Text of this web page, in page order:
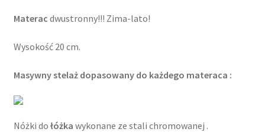
Materac dwustronny!!! Zima-lato!
Wysokość 20 cm.
Masywny stelaż dopasowany do każdego materaca :
Nóżki do łóżka wykonane ze stali chromowanej .